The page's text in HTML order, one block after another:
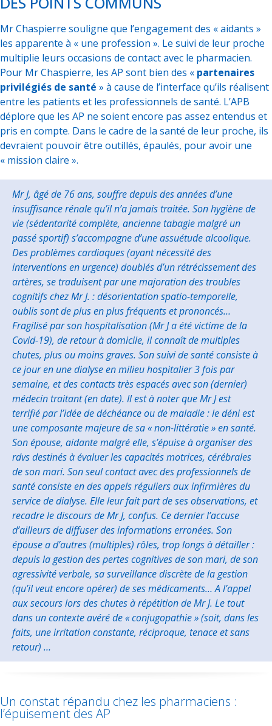
Mr Chaspierre souligne que l’engagement des « aidants »
les apparente à « une profession ». Le suivi de leur proche
multiplie leurs occasions de contact avec le pharmacien.
Pour Mr Chaspierre, les AP sont bien des « partenaires
privilégiés de santé » à cause de l’interface qu’ils réalisent
entre les patients et les professionnels de santé. L’APB
déplore que les AP ne soient encore pas assez entendus et
pris en compte. Dans le cadre de la santé de leur proche, ils
devraient pouvoir être outillés, épaulés, pour avoir une
« mission claire ».
Mr J, âgé de 76 ans, souffre depuis des années d’une
insuffisance rénale qu’il n’a jamais traitée. Son hygiène de
vie (sédentarité complète, ancienne tabagie malgré un
passé sportif) s’accompagne d’une assuétude alcoolique.
Des problèmes cardiaques (ayant nécessité des
interventions en urgence) doublés d’un rétrécissement des
artères, se traduisent par une majoration des troubles
cognitifs chez Mr J. : désorientation spatio-temporelle,
oublis sont de plus en plus fréquents et prononcés…
Fragilisé par son hospitalisation (Mr J a été victime de la
Covid-19), de retour à domicile, il connaît de multiples
chutes, plus ou moins graves. Son suivi de santé consiste à
ce jour en une dialyse en milieu hospitalier 3 fois par
semaine, et des contacts très espacés avec son (dernier)
médecin traitant (en date). Il est à noter que Mr J est
terrifié par l’idée de déchéance ou de maladie : le déni est
une composante majeure de sa « non-littératie » en santé.
Son épouse, aidante malgré elle, s’épuise à organiser des
rdvs destinés à évaluer les capacités motrices, cérébrales
de son mari. Son seul contact avec des professionnels de
santé consiste en des appels réguliers aux infirmières du
service de dialyse. Elle leur fait part de ses observations, et
recadre le discours de Mr J, confus. Ce dernier l’accuse
d’ailleurs de diffuser des informations erronées. Son
épouse a d’autres (multiples) rôles, trop longs à détailler :
depuis la gestion des pertes cognitives de son mari, de son
agressivité verbale, sa surveillance discrète de la gestion
(qu’il veut encore opérer) de ses médicaments… A l’appel
aux secours lors des chutes à répétition de Mr J. Le tout
dans un contexte avéré de « conjugopathie » (soit, dans les
faits, une irritation constante, réciproque, tenace et sans
retour) …
Un constat répandu chez les pharmaciens :
l’épuisement des AP